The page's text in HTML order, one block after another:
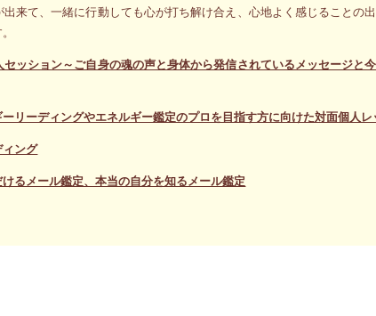
来て、一緒に行動しても心が打ち解け合え、心地よく感じることの
ッション～ご自身の魂の声と身体から発信されているメッセージと
リーディングやエネルギー鑑定のプロを目指す方に向けた対面個人レ
ング
るメール鑑定、本当の自分を知るメール鑑定